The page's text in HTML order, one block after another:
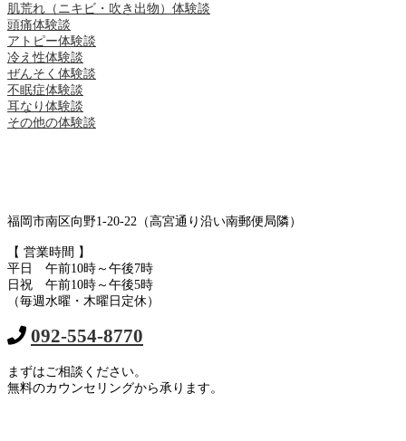
肌荒れ（ニキビ・吹き出物）体験談
頭痛体験談
アトピー体験談
冷え性体験談
ぜんそく体験談
不眠症体験談
耳なり体験談
その他の体験談
福岡市南区向野1-20-22（高宮通り沿い南郵便局隣）
【 営業時間 】
平日 午前10時～午後7時
日祝 午前10時～午後5時
（毎週水曜・木曜日定休）
092-554-8770
まずはご相談ください。
無料のカウンセリングから承ります。